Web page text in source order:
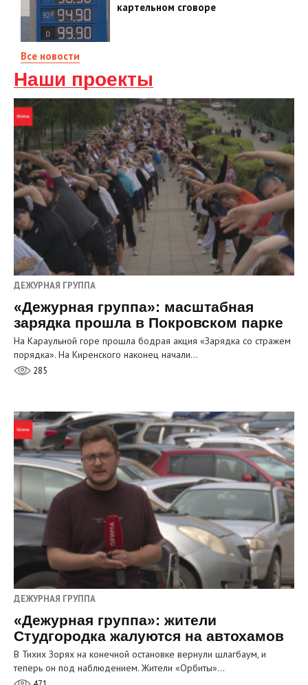
картельном сговоре
Все новости
Наши проекты
ДЕЖУРНАЯ ГРУППА
«Дежурная группа»: масштабная
зарядка прошла в Покровском парке
На Караульной горе прошла бодрая акция «Зарядка со стражем
порядка». На Киренского наконец начали…
285
ДЕЖУРНАЯ ГРУППА
«Дежурная группа»: жители
Студгородка жалуются на автохамов
В Тихих Зорях на конечной остановке вернули шлагбаум, и
теперь он под наблюдением. Жители «Орбиты»…